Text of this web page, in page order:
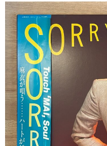
マイページ
GGについて
買取について
取り置きなどについて
Categories
New Arrivals
新譜